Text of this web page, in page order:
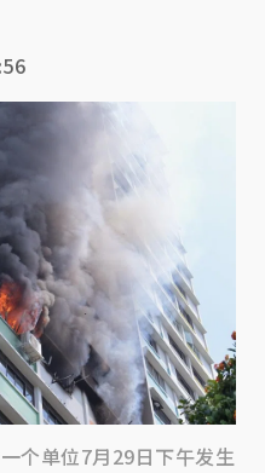
个单位7月29日下午发生